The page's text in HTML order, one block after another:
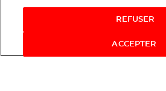
REFUSER
ACCEPTER